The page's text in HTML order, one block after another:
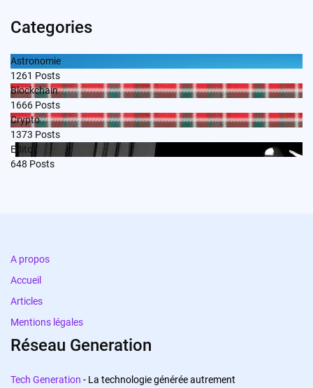
Categories
Astronomie
1261 Posts
Blockchain
1666 Posts
Crypto
1373 Posts
Edito
648 Posts
A propos
Accueil
Articles
Mentions légales
Réseau Generation
Tech Generation - La technologie générée autrement